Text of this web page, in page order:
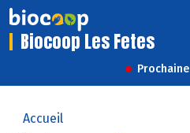
Biocoop Les Fetes
Accueil